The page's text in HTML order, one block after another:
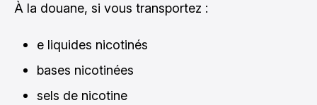
À la douane, si vous transportez :
e liquides nicotinés
bases nicotinées
sels de nicotine